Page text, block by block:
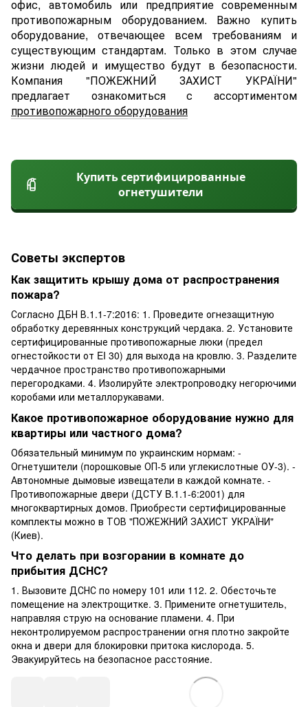
офис, автомобиль или предприятие современным
противопожарным оборудованием. Важно купить
оборудование, отвечающее всем требованиям и
существующим стандартам. Только в этом случае
жизни людей и имущество будут в безопасности.
Компания "ПОЖЕЖНИЙ ЗАХИСТ УКРАЇНИ"
предлагает ознакомиться с ассортиментом
противопожарного оборудования
Купить сертифицированные
огнетушители
Советы экспертов
Как защитить крышу дома от распространения
пожара?
Согласно ДБН В.1.1-7:2016: 1. Проведите огнезащитную
обработку деревянных конструкций чердака. 2. Установите
сертифицированные противопожарные люки (предел
огнестойкости от EI 30) для выхода на кровлю. 3. Разделите
чердачное пространство противопожарными
перегородками. 4. Изолируйте электропроводку негорючими
коробами или металлорукавами.
Какое противопожарное оборудование нужно для
квартиры или частного дома?
Обязательный минимум по украинским нормам: -
Огнетушители (порошковые ОП-5 или углекислотные ОУ-3). -
Автономные дымовые извещатели в каждой комнате. -
Противопожарные двери (ДСТУ B.1.1-6:2001) для
многоквартирных домов. Приобрести сертифицированные
комплекты можно в ТОВ "ПОЖЕЖНИЙ ЗАХИСТ УКРАЇНИ"
(Киев).
Что делать при возгорании в комнате до
прибытия ДСНС?
1. Вызовите ДСНС по номеру 101 или 112. 2. Обесточьте
помещение на электрощитке. 3. Примените огнетушитель,
направляя струю на основание пламени. 4. При
неконтролируемом распространении огня плотно закройте
окна и двери для блокировки притока кислорода. 5.
Эвакуируйтесь на безопасное расстояние.